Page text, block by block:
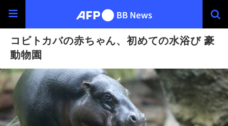
コビトカバの赤ちゃん、初めての水浴び 豪
動物園